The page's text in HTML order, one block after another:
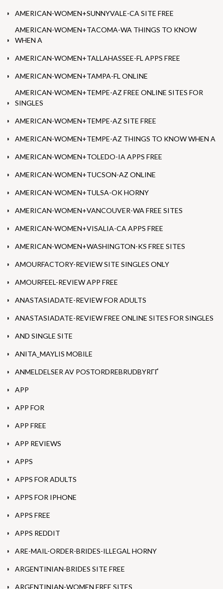
AMERICAN-WOMEN+SUNNYVALE-CA SITE FREE
AMERICAN-WOMEN+TACOMA-WA THINGS TO KNOW
WHEN A
AMERICAN-WOMEN+TALLAHASSEE-FL APPS FREE
AMERICAN-WOMEN+TAMPA-FL ONLINE
AMERICAN-WOMEN+TEMPE-AZ FREE ONLINE SITES FOR
SINGLES
AMERICAN-WOMEN+TEMPE-AZ SITE FREE
AMERICAN-WOMEN+TEMPE-AZ THINGS TO KNOW WHEN A
AMERICAN-WOMEN+TOLEDO-IA APPS FREE
AMERICAN-WOMEN+TUCSON-AZ ONLINE
AMERICAN-WOMEN+TULSA-OK HORNY
AMERICAN-WOMEN+VANCOUVER-WA FREE SITES
AMERICAN-WOMEN+VISALIA-CA APPS FREE
AMERICAN-WOMEN+WASHINGTON-KS FREE SITES
AMOURFACTORY-REVIEW SITE SINGLES ONLY
AMOURFEEL-REVIEW APP FREE
ANASTASIADATE-REVIEW FOR ADULTS
ANASTASIADATE-REVIEW FREE ONLINE SITES FOR SINGLES
AND SINGLE SITE
ANITA_MAYLIS MOBILE
ANMELDELSER AV POSTORDREBRUDBYRГҐ
APP
APP FOR
APP FREE
APP REVIEWS
APPS
APPS FOR ADULTS
APPS FOR IPHONE
APPS FREE
APPS REDDIT
ARE-MAIL-ORDER-BRIDES-ILLEGAL HORNY
ARGENTINIAN-BRIDES SITE FREE
ARGENTINIAN-WOMEN FREE SITES